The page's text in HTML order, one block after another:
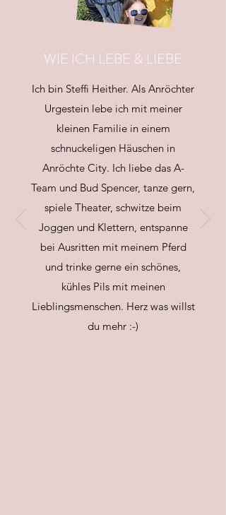
WIE ICH LEBE & LIEBE
Ich bin Steffi Heither. Als Anröchter
Urgestein lebe ich mit meiner
kleinen Familie in einem
schnuckeligen Häuschen in
Anröchte City. Ich liebe das A-
Team und Bud Spencer, tanze gern,
spiele Theater, schwitze beim
Joggen und Klettern, entspanne
bei Ausritten mit meinem Pferd
und trinke gerne ein schönes,
kühles Pils mit meinen
Lieblingsmenschen. Herz was willst
du mehr :-)